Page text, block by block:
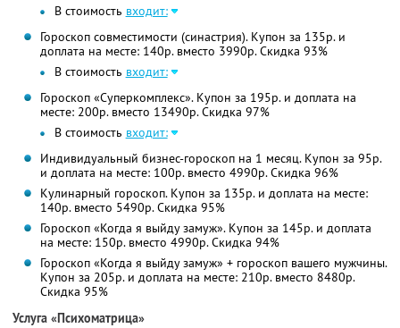
В стоимость входит:
Гороскоп совместимости (синастрия). Купон за 135р. и
доплата на месте: 140р. вместо 3990р. Скидка 93%
В стоимость входит:
Гороскоп «Суперкомплекс». Купон за 195р. и доплата на
месте: 200р. вместо 13490р. Скидка 97%
В стоимость входит:
Индивидуальный бизнес-гороскоп на 1 месяц. Купон за 95р.
и доплата на месте: 100р. вместо 4990р. Скидка 96%
Кулинарный гороскоп. Купон за 135р. и доплата на месте:
140р. вместо 5490р. Скидка 95%
Гороскоп «Когда я выйду замуж». Купон за 145р. и доплата
на месте: 150р. вместо 4990р. Скидка 94%
Гороскоп «Когда я выйду замуж» + гороскоп вашего мужчины.
Купон за 205р. и доплата на месте: 210р. вместо 8480р.
Скидка 95%
Услуга «Психоматрица»